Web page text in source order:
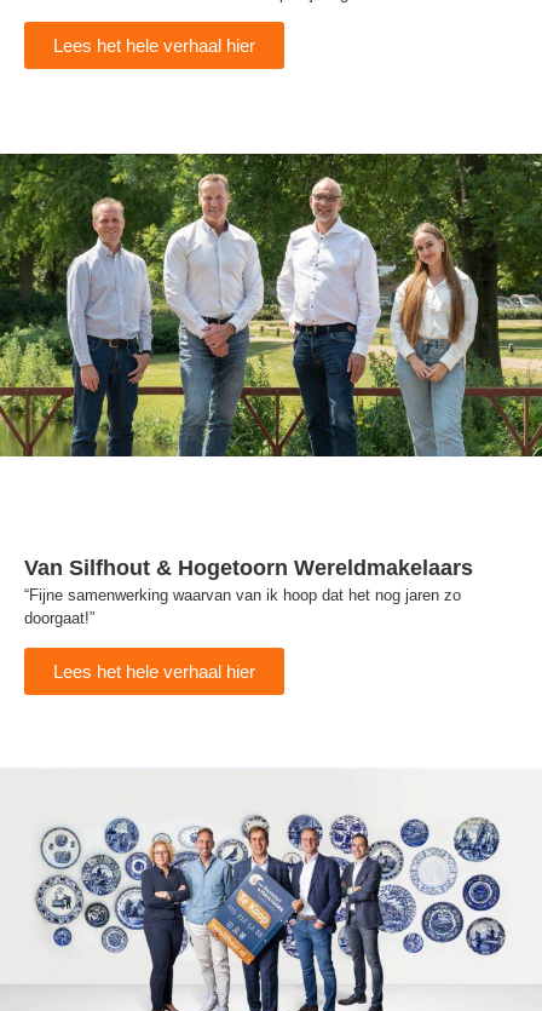
Lees het hele verhaal hier
Van Silfhout & Hogetoorn Wereldmakelaars
“Fijne samenwerking waarvan van ik hoop dat het nog jaren zo
doorgaat!”
Lees het hele verhaal hier